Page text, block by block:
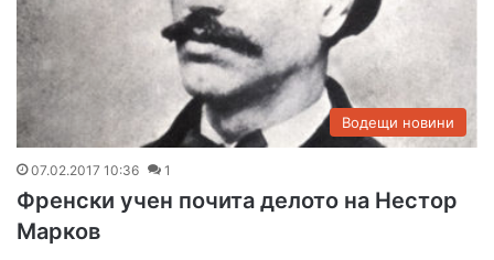
Водещи новини
07.02.2017 10:36 1
Френски учен почита делото на Нестор
Марков